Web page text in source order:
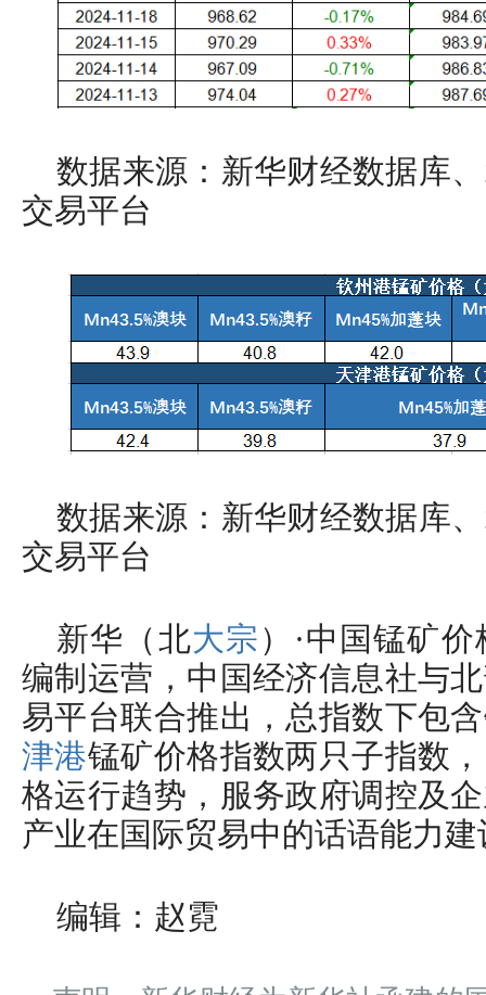
数据来源：新华财经数据库
交易平台
数据来源：新华财经数据库
交易平台
新华（北大宗）·中国锰矿
编制运营，中国经济信息社与
易平台联合推出，总指数下包
津港锰矿价格指数两只子指数
格运行趋势，服务政府调控及
产业在国际贸易中的话语能力建
编辑：赵霓